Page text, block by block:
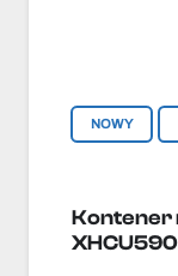
NOWY
Kontener